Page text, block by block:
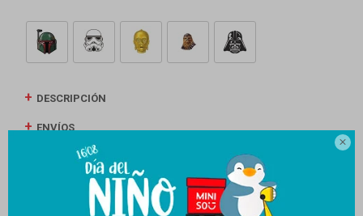

DESCRIPCIÓN
ENVÍOS
CAMBIOS Y DEVOLUCIONES
MEDIOS DE PAGO